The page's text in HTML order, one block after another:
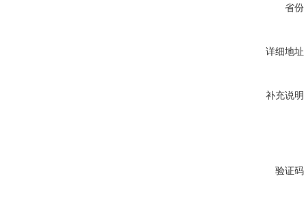
省份
详细地址
补充说明
验证码